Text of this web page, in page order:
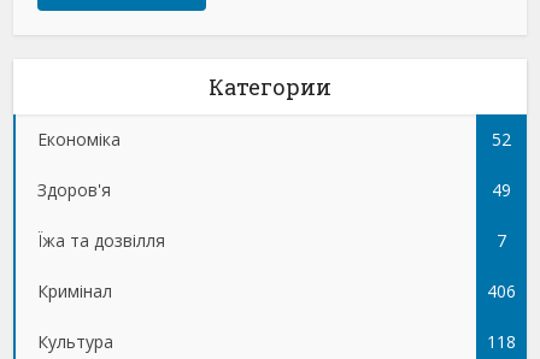
Категории
Економіка 52
Здоров'я 49
Їжа та дозвілля 7
Кримінал 406
Культура 118